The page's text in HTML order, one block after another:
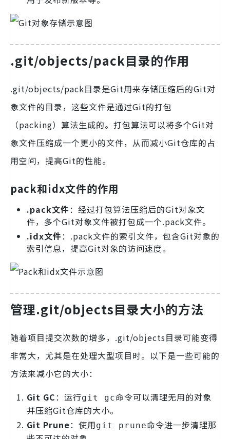
.git/objects/pack目录的作用
.git/objects/pack目录是Git用来存储压缩后的Git对
象文件的目录，这些文件是通过Git的打包
（packing）算法生成的。打包算法可以将多个Git对
象文件压缩成一个更小的文件，从而减小Git仓库的占
用空间，提高Git的性能。
pack和idx文件的作用
.pack文件：经过打包算法压缩后的Git对象文
件，多个Git对象文件被打包成一个.pack文件。
.idx文件：.pack文件的索引文件，包含Git对象的
索引信息，提高Git对象的访问速度。
管理.git/objects目录大小的方法
随着项目提交次数的增多，.git/objects目录可能变得
非常大，尤其是在处理大型项目时。以下是一些可能的
方法来减小它的大小：
Git GC：运行git gc命令可以清理无用的对象
并压缩Git仓库的大小。
Git Prune：使用git prune命令进一步清理那